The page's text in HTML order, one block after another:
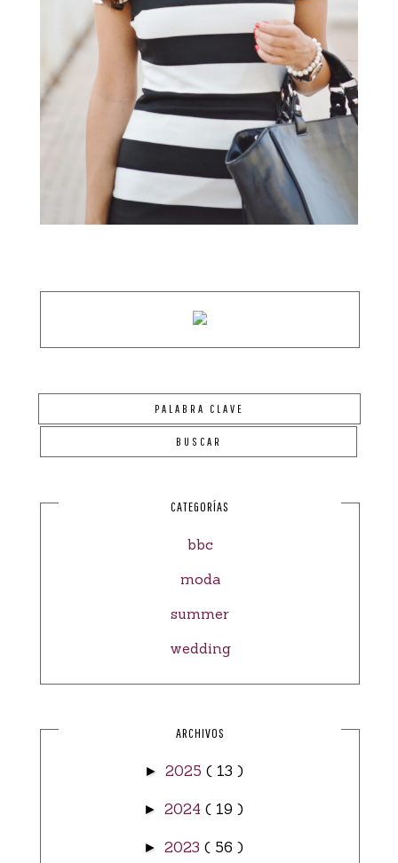
CATEGORÍAS
bbc
moda
summer
wedding
ARCHIVOS
► 2025 ( 13 )
► 2024 ( 19 )
► 2023 ( 56 )